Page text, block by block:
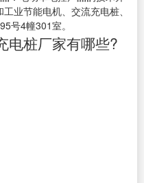
业节能电机、交流充电桩、
号4幢301室。
电桩厂家有哪些?